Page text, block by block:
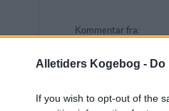
Alletiders Kogebog -
If you wish to opt-out of the
Kommentar fra: